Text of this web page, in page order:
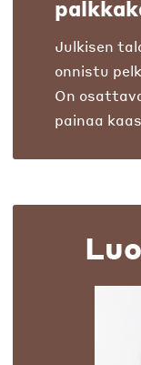
Julkisen
onnistu
On
painaa